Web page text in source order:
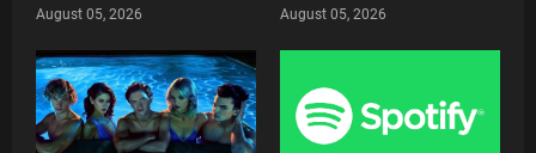
August 05, 2026 August 05, 2026